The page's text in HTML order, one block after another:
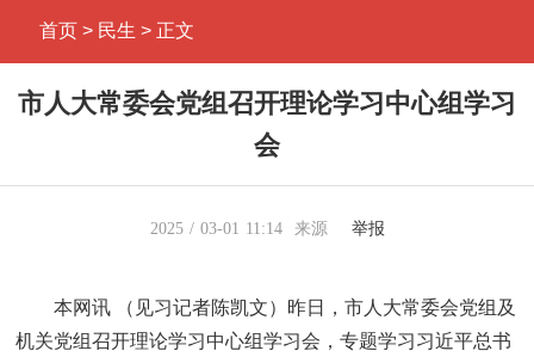
首页 > 民生 > 正文
市人大常委会党组召开理论学习中心组学习
会
2025 03-01 11:14 来源 举报
本网讯 （见习记者陈凯文）昨日，市人大常委会党组及
机关党组召开理论学习中心组学习会，专题学习习近平总书